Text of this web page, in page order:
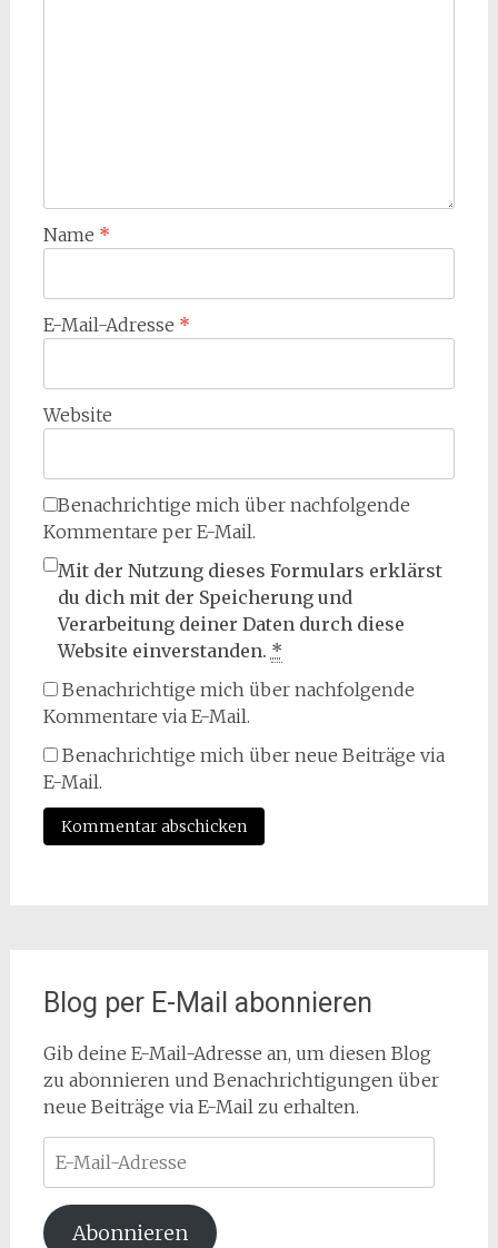
Name *
E-Mail-Adresse *
Website
Benachrichtige mich über nachfolgende
Kommentare per E-Mail.
Mit der Nutzung dieses Formulars erklärst
du dich mit der Speicherung und
Verarbeitung deiner Daten durch diese
Website einverstanden. *
Benachrichtige mich über nachfolgende
Kommentare via E-Mail.
Benachrichtige mich über neue Beiträge via
E-Mail.
Blog per E-Mail abonnieren
Gib deine E-Mail-Adresse an, um diesen Blog
zu abonnieren und Benachrichtigungen über
neue Beiträge via E-Mail zu erhalten.
Mail-
Adresse
Abonnieren